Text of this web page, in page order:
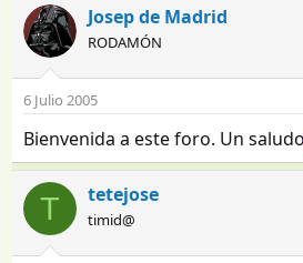
Josep de Madrid
RODAMÓN
6 Julio 2005
Bienvenida a este foro. Un
T tetejose
timid@